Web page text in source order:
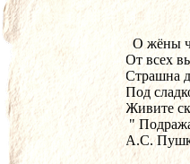
О жёны
От всех
Страшна
Под
Живите
"
А.С.